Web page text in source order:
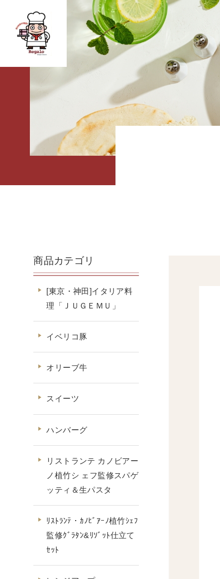
商品カテゴリ
[東京・神田]イタリア料
理「ＪＵＧＥＭＵ」
イベリコ豚
オリーブ牛
スイーツ
ハンバーグ
リストランテ カノビアー
ノ植竹シ ェフ監修スパゲ
ッティ＆生パスタ
ﾘｽﾄﾗﾝﾃ・ｶﾉﾋﾞｱｰﾉ植竹ｼｪﾌ
監修ｸﾞﾗﾀﾝ&ﾘｿﾞｯﾄ仕立て
ｾｯﾄ